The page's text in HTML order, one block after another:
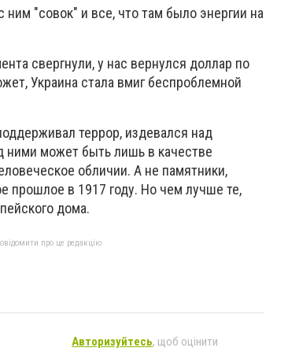
ним "совок" и все, что там было энергии на
свергнули, у нас вернулся доллар по
Украина стала вмиг беспроблемной
террор, издевался над
может быть лишь в качестве
обличии. А не памятники,
прошлое в 1917 году. Но чем лучше те,
дома.
про це редакцію
Авторизуйтесь, щоб оцінити